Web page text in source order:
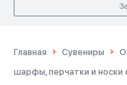
Главная Сувениры
шарфы, перчатки и носки